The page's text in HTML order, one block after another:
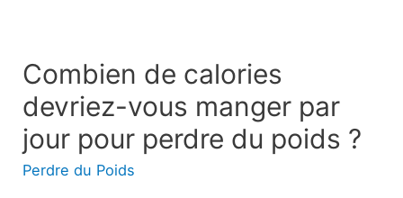
Combien de calories
devriez-vous manger par
jour pour perdre du poids ?
Perdre du Poids